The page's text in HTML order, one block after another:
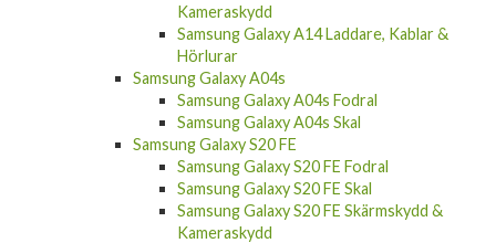
Kameraskydd
Samsung Galaxy A14 Laddare, Kablar &
Hörlurar
Samsung Galaxy A04s
Samsung Galaxy A04s Fodral
Samsung Galaxy A04s Skal
Samsung Galaxy S20 FE
Samsung Galaxy S20 FE Fodral
Samsung Galaxy S20 FE Skal
Samsung Galaxy S20 FE Skärmskydd &
Kameraskydd